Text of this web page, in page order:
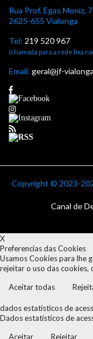
Rua Prof. Egas Moniz,
2625-655 Vialonga
Tel: 219 520 967
(chamada para a rede fixa
Email: geral@jf-
Copyright © 2023-
Canal de
X
Preferencias das Cookies
Usamos Cookies para lhe
rejeitar o uso das cookies,
Aceitar todas
dados estatísticos de
Dados estatísticos de
Aceitar
Rejeitar